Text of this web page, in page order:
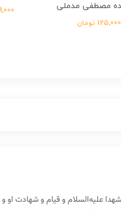
مصطفی مدملی
125,000 تومان
علیه‌السلام و قیام و شهادت او